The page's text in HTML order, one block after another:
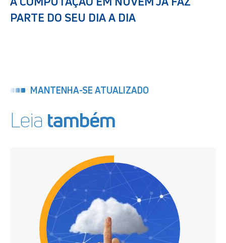
PARTE DO SEU DIA A DIA
MANTENHA-SE ATUALIZADO
Leia também